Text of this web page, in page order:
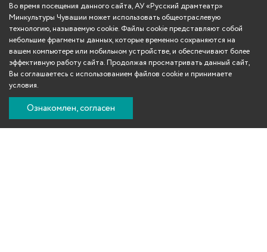
Во время посещения данного сайта, АУ «Русский драмтеатр»
Минкультуры Чувашии может использовать общеотраслевую
технологию, называемую cookie. Файлы cookie представляют собой
небольшие фрагменты данных, которые временно сохраняются на
вашем компьютере или мобильном устройстве, и обеспечивают более
эффективную работу сайта. Продолжая просматривать данный сайт,
Вы соглашаетесь с использованием файлов cookie и принимаете
условия.
Ознакомлен, согласен